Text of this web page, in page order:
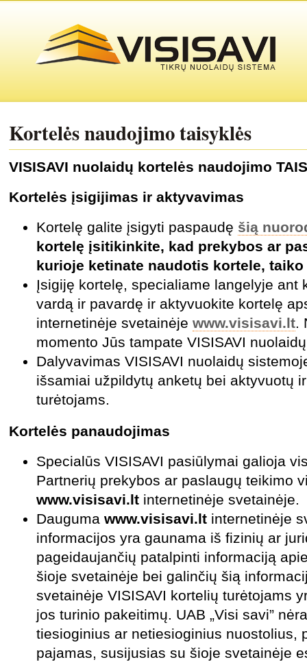
Kortelės naudojimo taisyklės
VISISAVI nuolaidų kortelės naudojimo
Kortelės įsigijimas ir aktyvavimas
Kortelę galite įsigyti paspaudę šią
kortelę įsitikinkite, kad prekybos ar
kurioje ketinate naudotis kortele,
Įsigiję kortelę, specialiame langelyje ant
vardą ir pavardę ir aktyvuokite kortelę
internetinėje svetainėje www.visisavi.lt.
momento Jūs tampate VISISAVI
Dalyvavimas VISISAVI nuolaidų
išsamiai užpildytų anketų bei aktyvuotų
turėtojams.
Kortelės panaudojimas
Specialūs VISISAVI pasiūlymai galioja
Partnerių prekybos ar paslaugų teikimo
www.visisavi.lt internetinėje svetainėje.
Dauguma www.visisavi.lt internetinėje
informacijos yra gaunama iš fizinių ar
pageidaujančių patalpinti informaciją
šioje svetainėje bei galinčių šią
svetainėje VISISAVI kortelių turėtojams
jos turinio pakeitimų. UAB „Visi savi”
tiesioginius ar netiesioginius nuostolius,
pajamas, susijusias su šioje svetainėje